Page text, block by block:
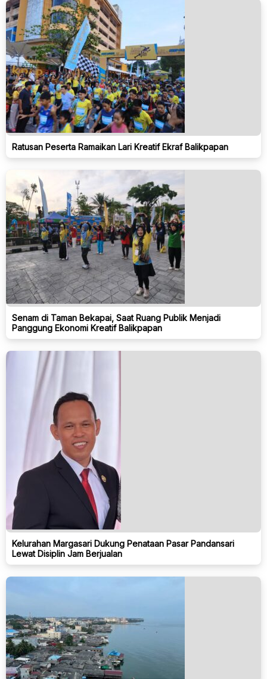
Ratusan Peserta Ramaikan Lari Kreatif Ekraf Balikpapan
Senam di Taman Bekapai, Saat Ruang Publik Menjadi
Panggung Ekonomi Kreatif Balikpapan
Kelurahan Margasari Dukung Penataan Pasar Pandansari
Lewat Disiplin Jam Berjualan